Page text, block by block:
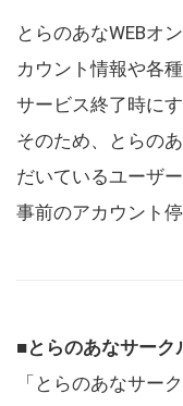
とらのあなWEBオ
カウント情報や各
サービス終了時に
そのため、とらの
だいているユーザ
事前のアカウント
■とらのあなサーク
「とらのあなサー